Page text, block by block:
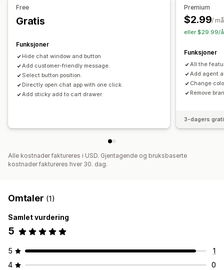
Tilpasning
Chatvindu
Free
Gratis
Funksjoner
Hide chat window and button
Add customer-friendly message.
Select button position.
Directly open chat app with one click.
Add sticky add to cart drawer.
Premium
$2.99/
eller $29.99/
Funksjoner
All the
Add agent
Change
Remove
3-dagers
Alle kostnader faktureres i USD. Gjentagende og bruksbaserte
kostnader faktureres hver 30. dag.
Omtaler (1)
Samlet vurdering
5
5
1
4
0